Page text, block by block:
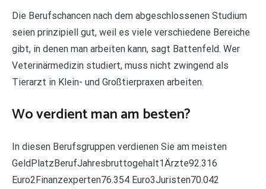
Die Berufschancen nach dem abgeschlossenen Studium
seien prinzipiell gut, weil es viele verschiedene Bereiche
gibt, in denen man arbeiten kann, sagt Battenfeld. Wer
Veterinärmedizin studiert, muss nicht zwingend als
Tierarzt in Klein- und Großtierpraxen arbeiten.
Wo verdient man am besten?
In diesen Berufsgruppen verdienen Sie am meisten
GeldPlatzBerufJahresbruttogehalt1Ärzte92.316
Euro2Finanzexperten76.354 Euro3Juristen70.042